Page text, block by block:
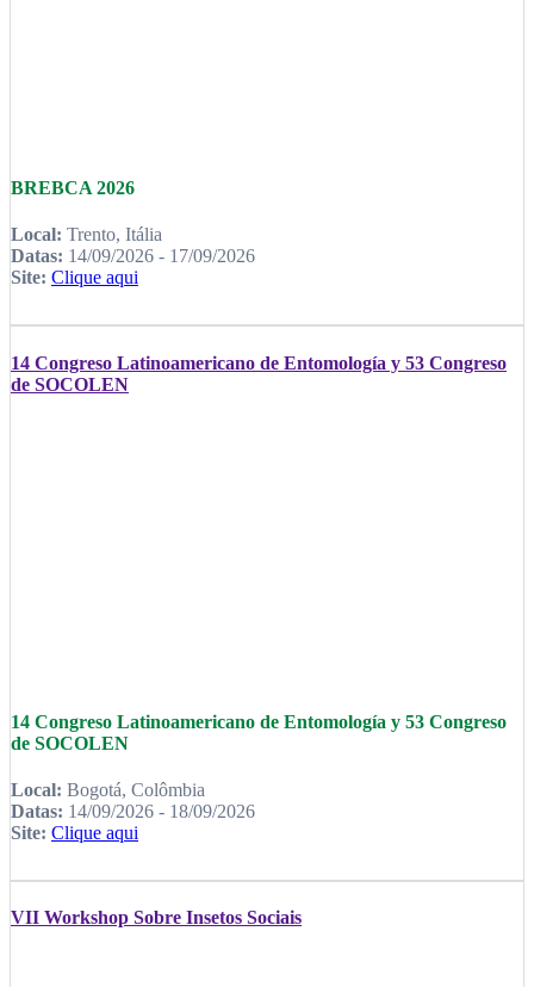
BREBCA 2026
Local: Trento, Itália
Datas: 14/09/2026 - 17/09/2026
Site: Clique aqui
14 Congreso Latinoamericano de Entomología y 53 Congreso
de SOCOLEN
14 Congreso Latinoamericano de Entomología y 53 Congreso
de SOCOLEN
Local: Bogotá, Colômbia
Datas: 14/09/2026 - 18/09/2026
Site: Clique aqui
VII Workshop Sobre Insetos Sociais